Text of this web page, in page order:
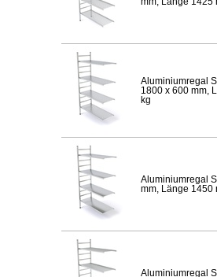
Aluminiumregal
1800 x 600 mm,
kg
Aluminiumregal
mm, Länge 1450
Aluminiumregal